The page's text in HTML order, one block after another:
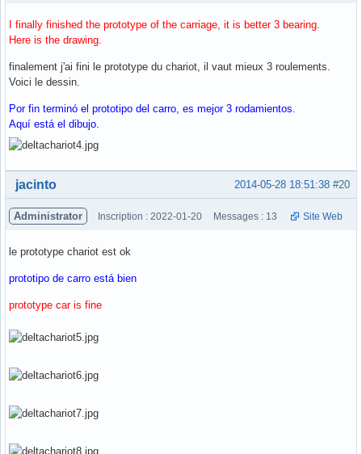
I finally finished the prototype of the carriage, it is better 3 bearing.
Here is the drawing.
finalement j'ai fini le prototype du chariot, il vaut mieux 3 roulements.
Voici le dessin.
Por fin terminó el prototipo del carro, es mejor 3 rodamientos.
Aquí está el dibujo.
Hors ligne #20
2014-05-28 18:51:38
jacinto
Administrator Inscription : 2022-01-20 Messages : 13 Site Web
le prototype chariot est ok
prototipo de carro está bien
prototype car is fine